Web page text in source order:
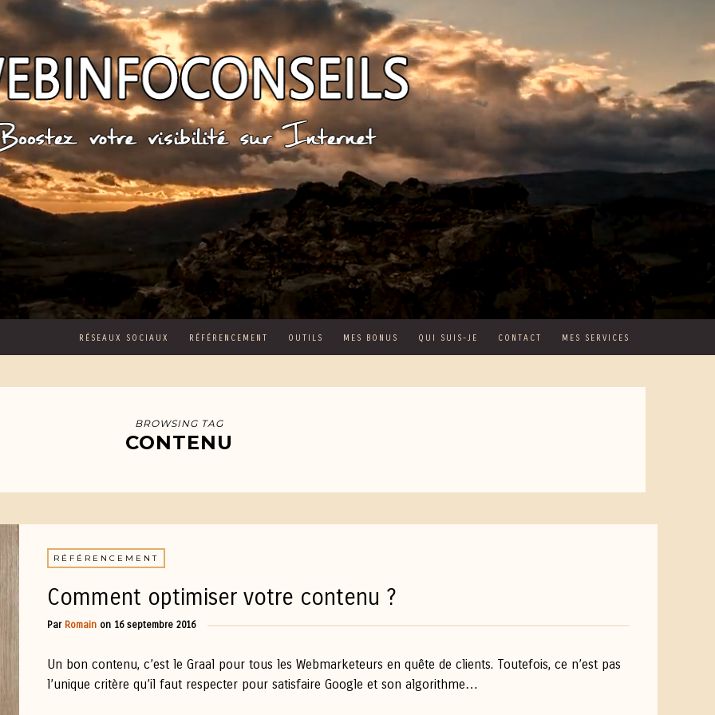
RÉSEAUX SOCIAUX RÉFÉRENCEMENT OUTILS MES BONUS QUI SUIS-JE CONTACT MES SERVICES
BROWSING TAG
CONTENU
RÉFÉRENCEMENT
Comment optimiser votre contenu ?
Par Romain on 16 septembre 2016
Un bon contenu, c’est le Graal pour tous les Webmarketeurs en quête de clients. Toutefois, ce n’est pas
l’unique critère qu’il faut respecter pour satisfaire Google et son algorithme…